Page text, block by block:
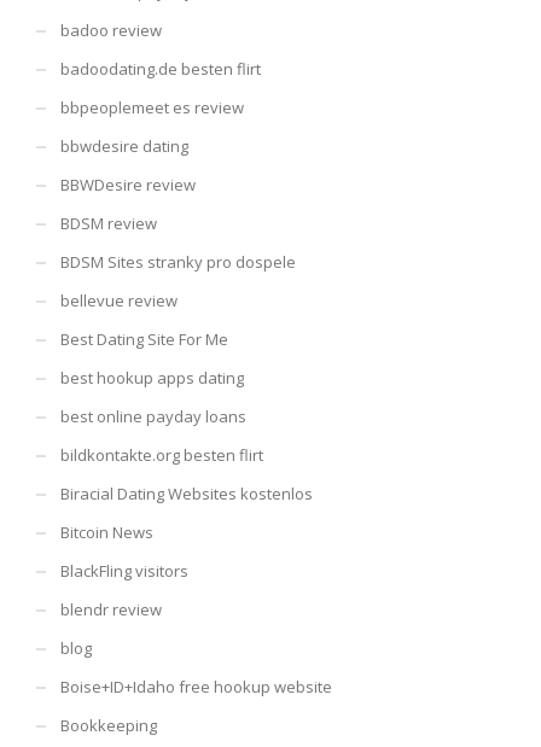
badoo review
badoodating.de besten flirt
bbpeoplemeet es review
bbwdesire dating
BBWDesire review
BDSM review
BDSM Sites stranky pro dospele
bellevue review
Best Dating Site For Me
best hookup apps dating
best online payday loans
bildkontakte.org besten flirt
Biracial Dating Websites kostenlos
Bitcoin News
BlackFling visitors
blendr review
blog
Boise+ID+Idaho free hookup website
Bookkeeping